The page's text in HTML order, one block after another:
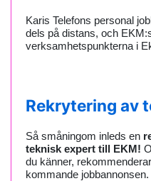
Karis Telefons personal
dels på distans, och
verksamhetspunkterna i
Rekrytering av
Så småningom inleds en
teknisk expert till EKM!
du känner,
kommande jobbannonsen.